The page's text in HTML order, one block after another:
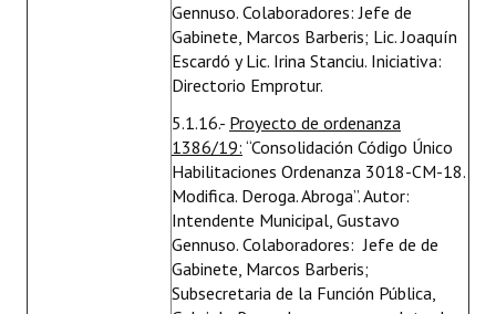
Gennuso. Colaboradores: Jefe de
Gabinete, Marcos Barberis; Lic. Joaquín
Escardó y Lic. Irina Stanciu. Iniciativa:
Directorio Emprotur.
5.1.16.- Proyecto de ordenanza
1386/19: “Consolidación Código Único
Habilitaciones Ordenanza 3018-CM-18.
Modifica. Deroga. Abroga”. Autor:
Intendente Municipal, Gustavo
Gennuso. Colaboradores: Jefe de de
Gabinete, Marcos Barberis;
Subsecretaria de la Función Pública,